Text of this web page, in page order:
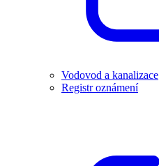
Vodovod a kanalizace
Registr oznámení